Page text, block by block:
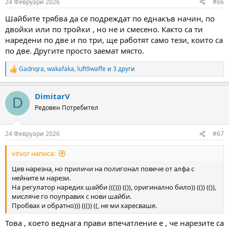
s
Шайбите трябва да се подреждат по еднакъв начин, по
двойки или по тройки , но не и смесено. Както са ти
наредени по две и по три, ще работят само тези, които са
по две. Другите просто заемат място.
R
e
c
i
s
:
Gadnqra,wakafaka, luft9waffe и 3 други
D DimitarV
Редовен Потребител
24 Февруари 2026 #67
vitvor написа:
Цев нарезна, но приличи на полигонал повече от алфа с
нейните м нарези.
На регулатор наредих шайби ((())) (()), оригинално било)) (()) (()),
мисляче го поуправих с нови шайби.
Пробвах и обратно))) ((()) ((, не ми харесваше.
Това , което веднага прави впечатление е , че нарезите са